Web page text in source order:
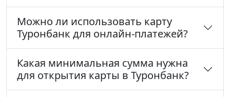
Можно ли использовать карту
Туронбанк для онлайн-платежей?
Какая минимальная сумма нужна
для открытия карты в Туронбанк?